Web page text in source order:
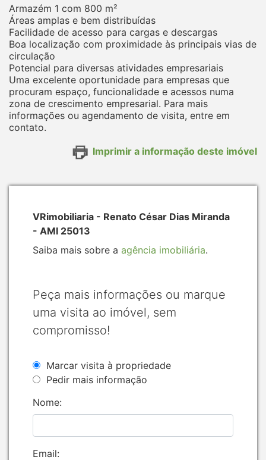
Armazém 1 com 800 m²
Áreas amplas e bem distribuídas
Facilidade de acesso para cargas e descargas
Boa localização com proximidade às principais vias de
circulação
Potencial para diversas atividades empresariais
Uma excelente oportunidade para empresas que
procuram espaço, funcionalidade e acessos numa
zona de crescimento empresarial. Para mais
informações ou agendamento de visita, entre em
contato.
Imprimir a informação deste imóvel
VRimobiliaria - Renato César Dias Miranda
- AMI 25013
Saiba mais sobre a agência imobiliária.
Peça mais informações ou marque
uma visita ao imóvel, sem
compromisso!
Marcar visita à propriedade
Pedir mais informação
Nome:
Email: